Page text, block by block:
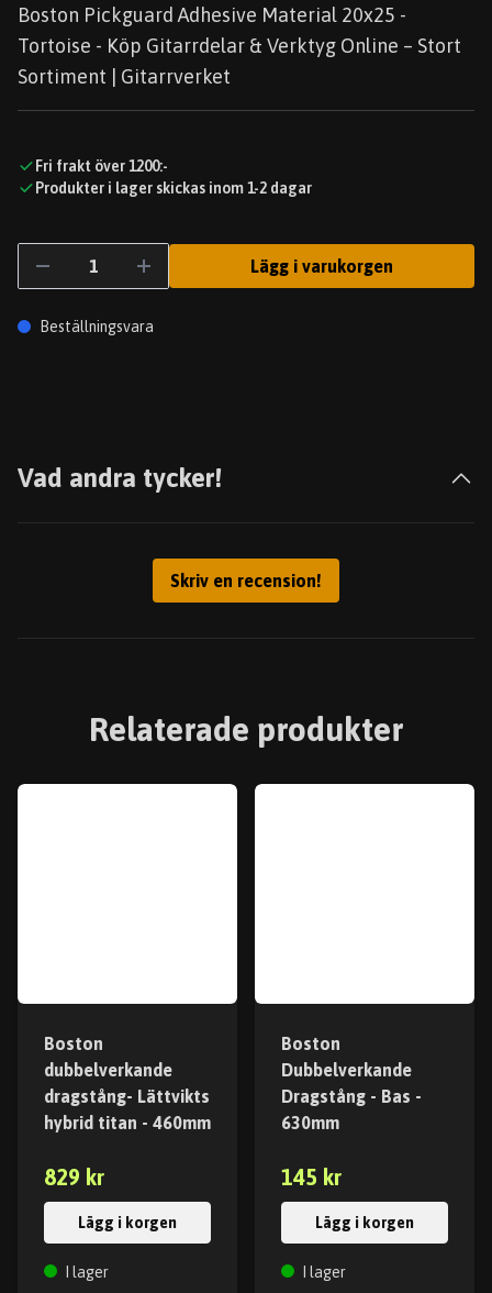
Boston Pickguard Adhesive Material 20x25 -
Tortoise - Köp Gitarrdelar & Verktyg Online – Stort
Sortiment | Gitarrverket
Fri frakt över 1200:-
Produkter i lager skickas inom 1-2 dagar
Lägg i varukorgen
Beställningsvara
Vad andra tycker!
Skriv en recension!
Relaterade produkter
Boston
dubbelverkande
dragstång- Lättvikts
hybrid titan - 460mm
829 kr
Lägg i korgen
I lager
Boston
Dubbelverkande
Dragstång - Bas -
630mm
145 kr
Lägg i korgen
I lager